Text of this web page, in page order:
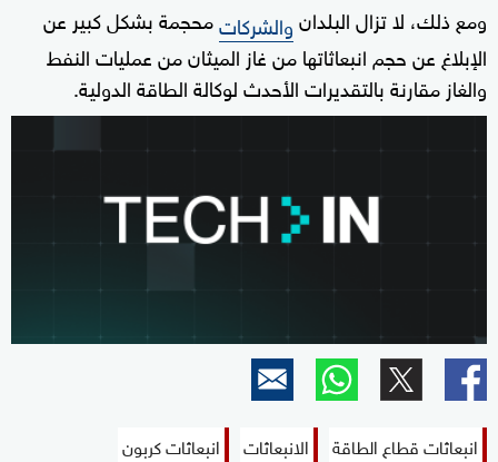
ومع ذلك، لا تزال البلدانوالشركاتمحجمة بشكل كبير عن
الإبلاغ عن حجم انبعاثاتها من غاز الميثان من عمليات النفط
والغاز مقارنة بالتقديرات الأحدث لوكالة الطاقة الدولية.
انبعاثات قطاع الطاقة الانبعاثات
انبعاثات كربون